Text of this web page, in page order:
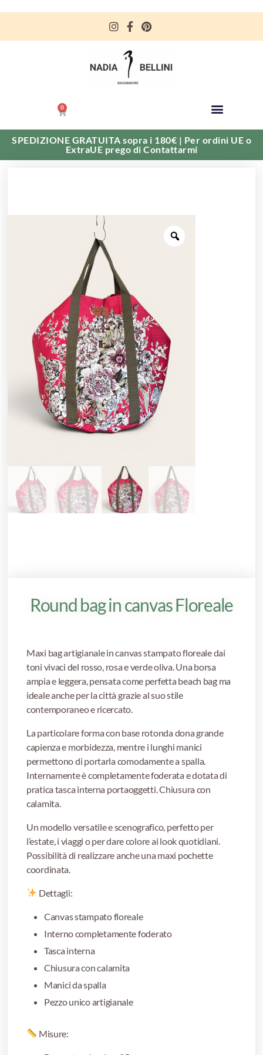
0
SPEDIZIONE GRATUITA sopra i 180€ | Per ordini UE o
ExtraUE prego di Contattarmi
Round bag in canvas Floreale
Maxi bag artigianale in canvas stampato floreale dai
toni vivaci del rosso, rosa e verde oliva. Una borsa
ampia e leggera, pensata come perfetta beach bag ma
ideale anche per la città grazie al suo stile
contemporaneo e ricercato.
La particolare forma con base rotonda dona grande
capienza e morbidezza, mentre i lunghi manici
permettono di portarla comodamente a spalla.
Internamente è completamente foderata e dotata di
pratica tasca interna portaoggetti. Chiusura con
calamita.
Un modello versatile e scenografico, perfetto per
l’estate, i viaggi o per dare colore ai look quotidiani.
Possibilità di realizzare anche una maxi pochette
coordinata.
Dettagli:
Canvas stampato floreale
Interno completamente foderato
Tasca interna
Chiusura con calamita
Manici da spalla
Pezzo unico artigianale
Misure: